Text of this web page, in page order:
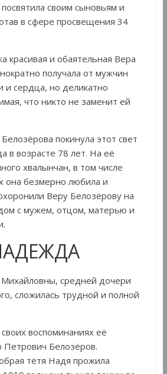
своим сыновьям и
в сфере просвещения 34
красивая и обаятельная Вера
получала от мужчин
и сердца, но деликатно
что никто не заменит ей
покинула этот свет
в возрасте 78 лет. На её
хвалынчан, в том числе
она безмерно любила и
Веру Белозёрову на
с мужем, отцом, матерью и
средней дочери
сложилась трудной и полной
воспоминаниях её
Петрович Белозёров.
тётя Надя прожила